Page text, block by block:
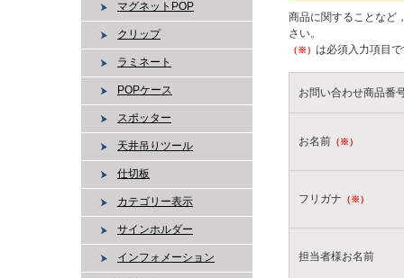
マグネットPOP
クリップ
ラミネート
POPケース
スポッター
天井吊りツール
仕切板
カテゴリー表示
サインホルダー
インフォメーション
商品に関することなど
さい。
（※） は必須入力項目
お問い合わせ商品番
お名前 （※）
フリガナ （※）
担当者様お名前